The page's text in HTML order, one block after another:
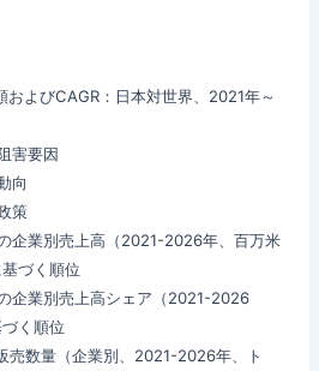
およびCAGR：日本対世界、2021年～
害要因
向
策
企業別売上高（2021-2026年、百万米
づく順位
企業別売上高シェア（2021-2026
く順位
売数量（企業別、2021-2026年、ト